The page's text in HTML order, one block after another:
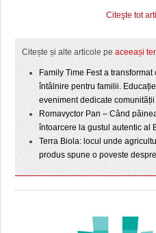
Citeşte tot
Citește și alte articole pe aceeași
Family Time Fest a
întâlnire pentru familii.
eveniment dedicate comunității
Romavyctor Pan – Când
întoarcere la gustul autentic al
Terra Biola: locul unde
produs spune o poveste